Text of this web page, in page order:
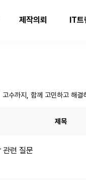
제작의뢰 IT트
고수까지, 함께 고민하고 해
제목
련 질문